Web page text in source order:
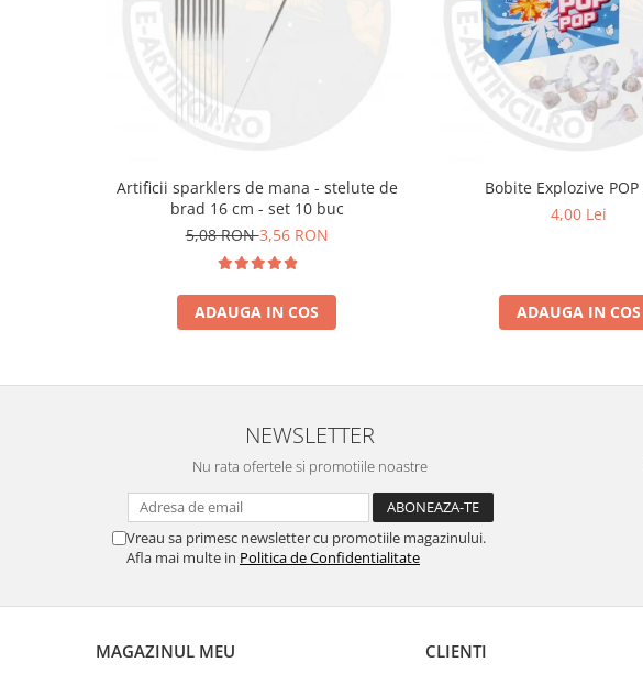
Artificii sparklers de mana - stelute de
brad 16 cm - set 10 buc
5,08 RON3,56 RON
ADAUGA IN COS
Bobite Explozive POP
4,00 Lei
ADAUGA IN COS
NEWSLETTER
Nu rata ofertele si promotiile noastre
Vreau sa primesc newsletter cu promotiile magazinului.
Afla mai multe in Politica de Confidentialitate
MAGAZINUL MEU CLIENTI